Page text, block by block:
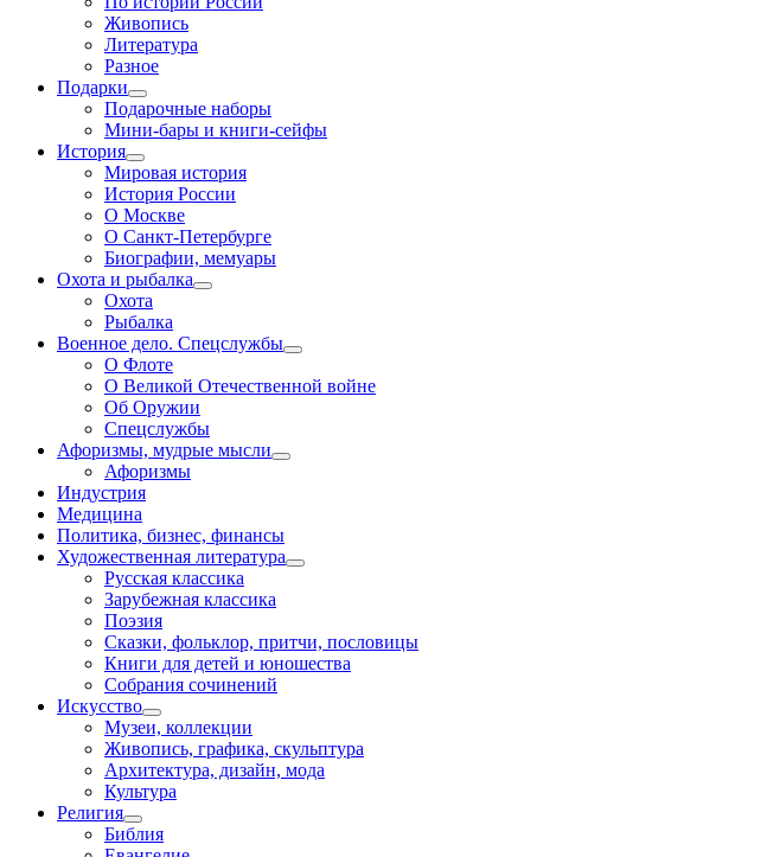
Живопись
Литература
Разное
Подарки
Подарочные наборы
Мини-бары и книги-сейфы
История
Мировая история
История России
О Москве
О Санкт-Петербурге
Биографии, мемуары
Охота и рыбалка
Охота
Рыбалка
Военное дело. Спецслужбы
О Флоте
О Великой Отечественной войне
Об Оружии
Спецслужбы
Афоризмы, мудрые мысли
Афоризмы
Индустрия
Медицина
Политика, бизнес, финансы
Художественная литература
Русская классика
Зарубежная классика
Поэзия
Сказки, фольклор, притчи, пословицы
Книги для детей и юношества
Собрания сочинений
Искусство
Музеи, коллекции
Живопись, графика, скульптура
Архитектура, дизайн, мода
Культура
Религия
Библия